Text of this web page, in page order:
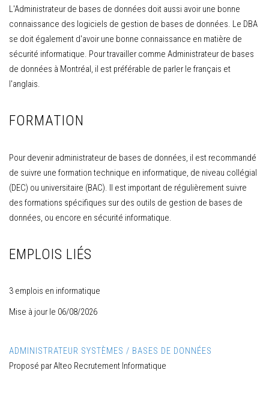
L'Administrateur de bases de données doit aussi avoir une bonne
connaissance des logiciels de gestion de bases de données. Le DBA
se doit également d'avoir une bonne connaissance en matière de
sécurité informatique. Pour travailler comme Administrateur de bases
de données à Montréal, il est préférable de parler le français et
l'anglais.
FORMATION
Pour devenir administrateur de bases de données, il est recommandé
de suivre une formation technique en informatique, de niveau collégial
(DEC) ou universitaire (BAC). Il est important de régulièrement suivre
des formations spécifiques sur des outils de gestion de bases de
données, ou encore en sécurité informatique.
EMPLOIS LIÉS
3 emplois en informatique
Mise à jour le 06/08/2026
ADMINISTRATEUR SYSTÈMES / BASES DE DONNÉES
Proposé par Alteo Recrutement Informatique